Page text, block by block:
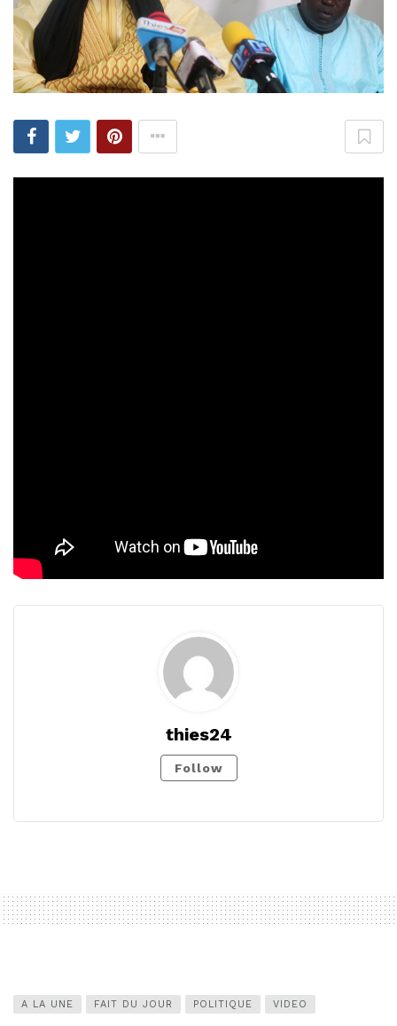
thies24
Follow
A LA UNE FAIT DU JOUR POLITIQUE VIDEO